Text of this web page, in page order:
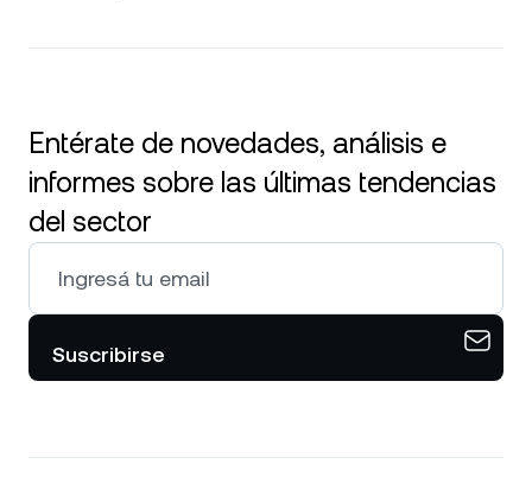
Entérate de novedades, análisis e
informes sobre las últimas tendencias
del sector
Suscribirse